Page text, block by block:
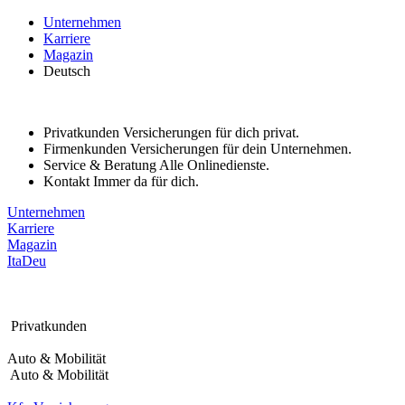
beachten
Diese
Website
Unternehmen
Karriere
Magazin
Deutsch
Privatkunden Versicherungen für dich privat.
Firmenkunden Versicherungen für dein Unternehmen.
Service & Beratung Alle Onlinedienste.
Kontakt Immer da für dich.
Unternehmen
Karriere
Magazin
ItaDeu
Privatkunden
Auto & Mobilität
Auto & Mobilität